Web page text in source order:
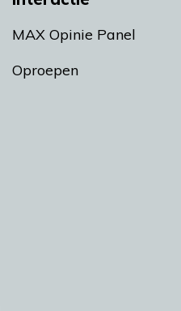
MAX Opinie Panel
Oproepen